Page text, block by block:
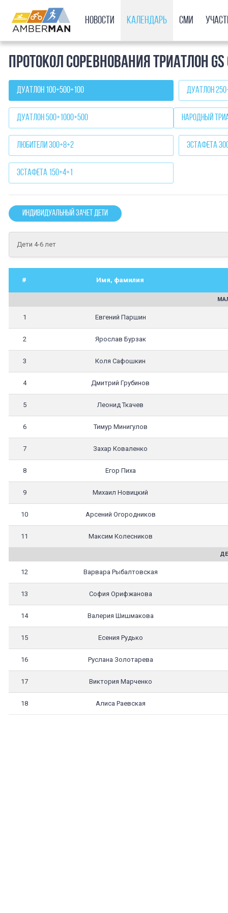
Новости Календарь СМИ
Протокол соревнования Триатлон
Дуатлон 100+500+100 Дуатлон
Дуатлон 500+1000+500 Народный
Любители 300+8+2 Эстафета
Эстафета 150+4+1
Индивидуальный зачет дети
Дети 4-6 лет
# Имя, фамилия
1 Евгений Паршин
2 Ярослав Бурзак
3 Коля Сафошкин
4 Дмитрий Грубинов
5 Леонид Ткачев
6 Тимур Минигулов
7 Захар Коваленко
8 Егор Пиха
9 Михаил Новицкий
10 Арсений Огородников
11 Максим Колесников
12 Варвара Рыбалтовская
13 София Орифжанова
14 Валерия Шишмакова
15 Есения Рудько
16 Руслана Золотарева
17 Виктория Марченко
18 Алиса Раевская